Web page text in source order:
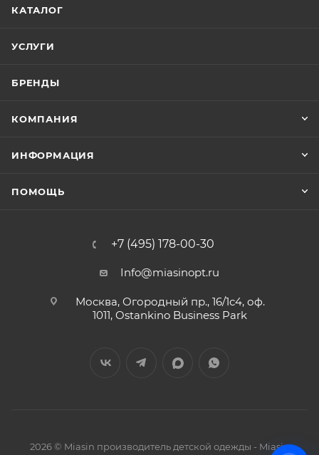
КАТАЛОГ
УСЛУГИ
БРЕНДЫ
КОМПАНИЯ
ИНФОРМАЦИЯ
ПОМОЩЬ
+7 (495) 178-00-30
Info@miasinopt.ru
Москва, Огородный пр., 16/1с4, оф.
1011, Ostankino Business Park
2026 © Miasin производитель детской одежды - Miasin